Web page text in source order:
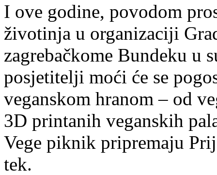
I ove godine, povodom
životinja u organizaciji
zagrebačkome Bundeku u
posjetitelji moći će se
veganskom hranom – od
3D printanih veganskih
Vege piknik pripremaju
tek.